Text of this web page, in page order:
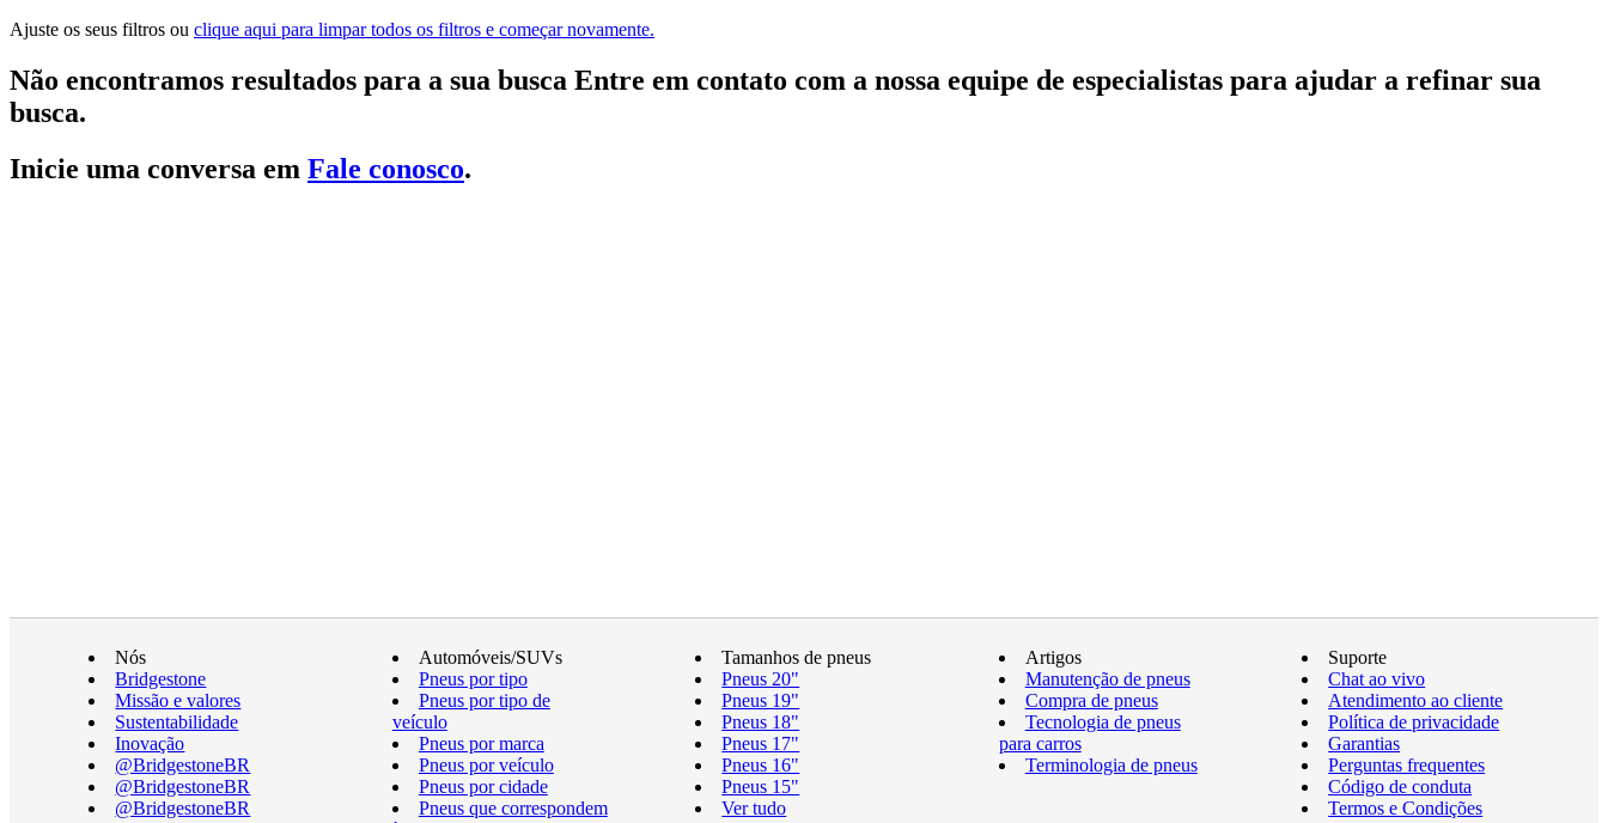
Ajuste os seus filtros ou clique aqui para limpar todos os filtros e começar novamente.
Não encontramos resultados para a sua busca Entre em contato com a nossa equipe de especialistas para ajudar a refinar sua
busca.
Inicie uma conversa em Fale conosco.
Nós
Bridgestone
Missão e valores
Sustentabilidade
Inovação
@BridgestoneBR
@BridgestoneBR
@BridgestoneBR
Automóveis/SUVs
Pneus por tipo
Pneus por tipo de
veículo
Pneus por marca
Pneus por veículo
Pneus por cidade
Pneus que correspondem
Tamanhos de pneus
Pneus 20"
Pneus 19"
Pneus 18"
Pneus 17"
Pneus 16"
Pneus 15"
Ver tudo
Artigos
Manutenção de pneus
Compra de pneus
Tecnologia de pneus
para carros
Terminologia de pneus
Suporte
Chat ao vivo
Atendimento ao cliente
Política de privacidade
Garantias
Perguntas frequentes
Código de conduta
Termos e Condições